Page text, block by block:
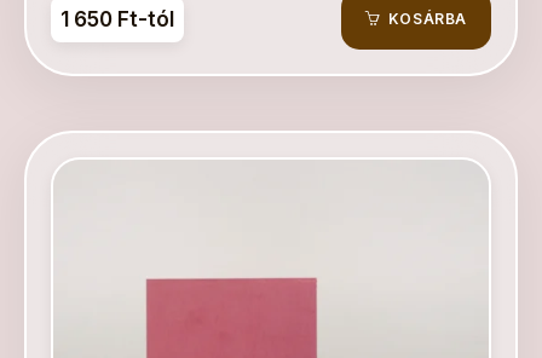
1 650 Ft-tól KOSÁRBA